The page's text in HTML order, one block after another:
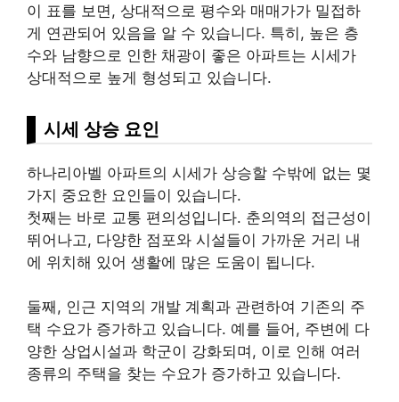
이 표를 보면, 상대적으로 평수와 매매가가 밀접하
게 연관되어 있음을 알 수 있습니다. 특히, 높은 층
수와 남향으로 인한 채광이 좋은 아파트는 시세가
상대적으로 높게 형성되고 있습니다.
시세 상승 요인
하나리아벨 아파트의 시세가 상승할 수밖에 없는 몇
가지 중요한 요인들이 있습니다.
첫째는 바로 교통 편의성입니다. 춘의역의 접근성이
뛰어나고, 다양한 점포와 시설들이 가까운 거리 내
에 위치해 있어 생활에 많은 도움이 됩니다.
둘째, 인근 지역의 개발 계획과 관련하여 기존의 주
택 수요가 증가하고 있습니다. 예를 들어, 주변에 다
양한 상업시설과 학군이 강화되며, 이로 인해 여러
종류의 주택을 찾는 수요가 증가하고 있습니다.